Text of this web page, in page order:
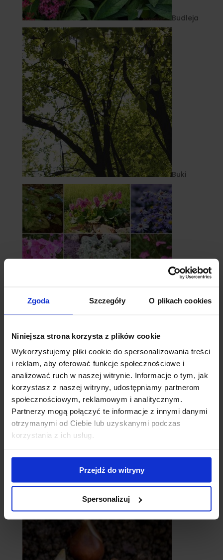
Zgoda Szczegóły O plikach cookies
Niniejsza strona korzysta z plików cookie
Wykorzystujemy pliki cookie do spersonalizowania treści
i reklam, aby oferować funkcje społecznościowe i
analizować ruch w naszej witrynie. Informacje o tym, jak
korzystasz z naszej witryny, udostępniamy partnerom
społecznościowym, reklamowym i analitycznym.
Partnerzy mogą połączyć te informacje z innymi danymi
otrzymanymi od Ciebie lub uzyskanymi podczas
korzystania z ich usług.
Przejdź do witryny
Spersonalizuj
Budleja
Buki
catalpy